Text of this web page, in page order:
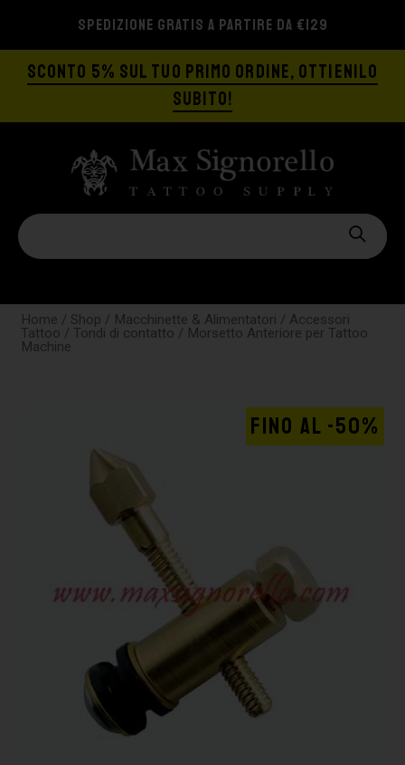
SPEDIZIONE GRATIS A PARTIRE DA €129
SCONTO 5% SUL TUO PRIMO ORDINE, OTTIENILO
SUBITO!
Home / Shop / Macchinette & Alimentatori / Accessori
Tattoo / Tondi di contatto / Morsetto Anteriore per Tattoo
Machine
FINO AL -50%